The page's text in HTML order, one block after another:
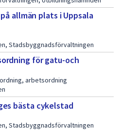
allmän plats i Uppsala
Stadsbyggnadsförvaltningen
för gatu-och
arbetsordning
bästa cykelstad
Stadsbyggnadsförvaltningen